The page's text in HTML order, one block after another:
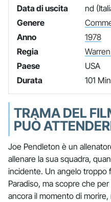
Data di uscita
nd
Genere
Anno
1978
Regia
Paese
USA
Durata
101 Min
TRAMA DEL
PUÒ
Joe Pendleton è un
allenare la sua squadra,
incidente. Un angelo
Paradiso, ma scopre che
ancora il momento di